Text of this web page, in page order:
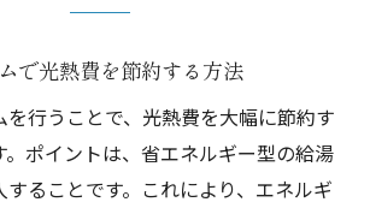
で光熱費を節約する方法
を行うことで、光熱費を大幅に節約す
。ポイントは、省エネルギー型の給湯
ることです。これにより、エネルギ